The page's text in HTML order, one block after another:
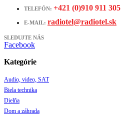
TELEFÓN: +421 (0)910 911 305
E-MAIL: radiotel@radiotel.sk
SLEDUJTE NÁS
Facebook
Kategórie
Audio, video, SAT
Biela technika
Dielňa
Dom a záhrada